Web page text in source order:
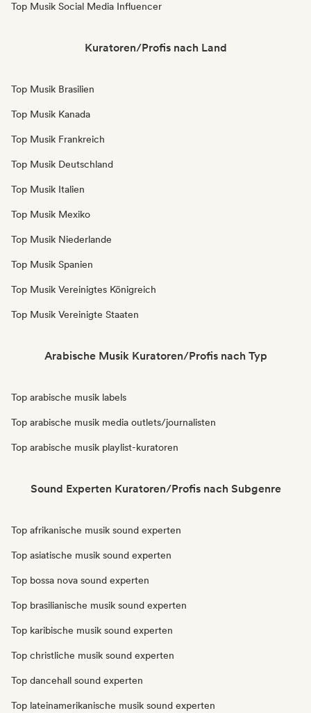
Top Musik Social Media Influencer
Kuratoren/Profis nach Land
Top Musik Brasilien
Top Musik Kanada
Top Musik Frankreich
Top Musik Deutschland
Top Musik Italien
Top Musik Mexiko
Top Musik Niederlande
Top Musik Spanien
Top Musik Vereinigtes Königreich
Top Musik Vereinigte Staaten
Arabische Musik Kuratoren/Profis nach Typ
Top arabische musik labels
Top arabische musik media outlets/journalisten
Top arabische musik playlist-kuratoren
Sound Experten Kuratoren/Profis nach Subgenre
Top afrikanische musik sound experten
Top asiatische musik sound experten
Top bossa nova sound experten
Top brasilianische musik sound experten
Top karibische musik sound experten
Top christliche musik sound experten
Top dancehall sound experten
Top lateinamerikanische musik sound experten